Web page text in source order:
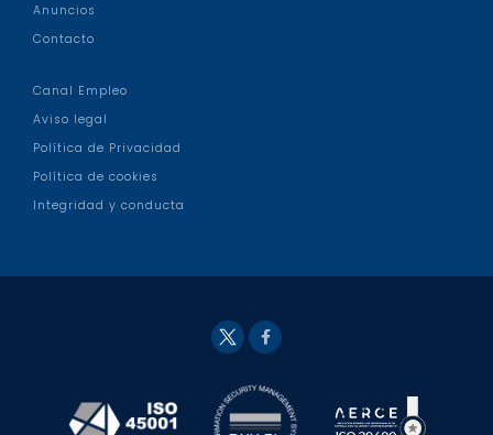
Anuncios
Contacto
Canal Empleo
Aviso legal
Política de Privacidad
Política de cookies
Integridad y conducta
ter
eb
ook